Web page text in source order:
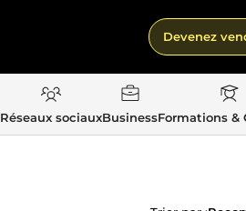
Devenez
Réseaux sociauxBusinessFormations &